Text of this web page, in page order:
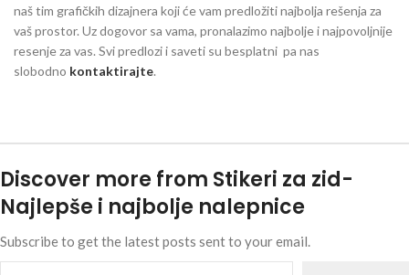
naš tim grafičkih dizajnera koji će vam predložiti najbolja rešenja za
vaš prostor. Uz dogovor sa vama, pronalazimo najbolje i najpovoljnije
resenje za vas. Svi predlozi i saveti su besplatni pa nas
slobodno kontaktirajte.
Discover more from Stikeri za zid-
Najlepše i najbolje nalepnice
Subscribe to get the latest posts sent to your email.